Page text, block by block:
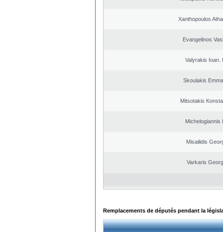
Xanthopoulos
Evangelinos
Valyrakis Ioan.
Skoulakis
Mitsotakis
Michelogiannis
Misailidis
Varkaris
Remplacements de députés pendant la